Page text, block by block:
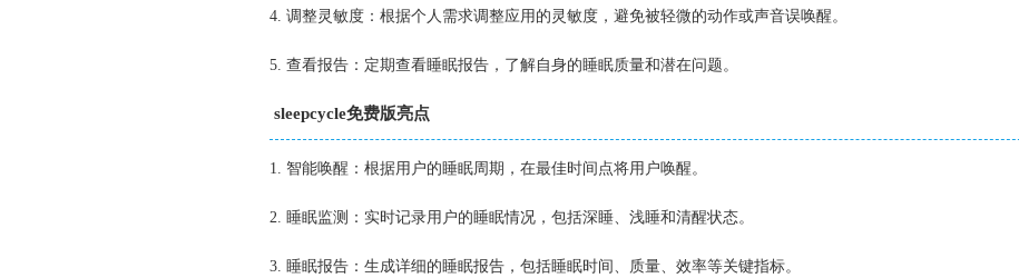
4. 调整灵敏度：根据个人需求调整应用的灵敏度，避免被轻微的动作或声音误唤醒。
5. 查看报告：定期查看睡眠报告，了解自身的睡眠质量和潜在问题。
sleepcycle免费版亮点
1. 智能唤醒：根据用户的睡眠周期，在最佳时间点将用户唤醒。
2. 睡眠监测：实时记录用户的睡眠情况，包括深睡、浅睡和清醒状态。
3. 睡眠报告：生成详细的睡眠报告，包括睡眠时间、质量、效率等关键指标。